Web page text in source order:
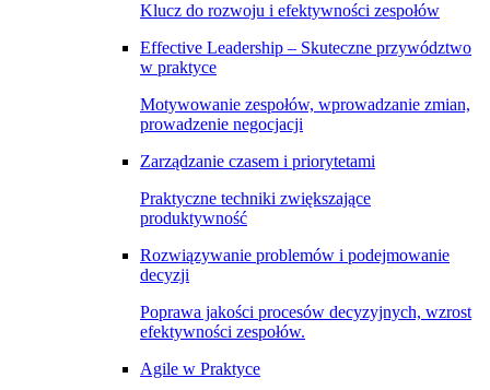
Klucz do rozwoju i efektywności zespołów
Effective Leadership – Skuteczne przywództwo
w praktyce
Motywowanie zespołów, wprowadzanie zmian,
prowadzenie negocjacji
Zarządzanie czasem i priorytetami
Praktyczne techniki zwiększające
produktywność
Rozwiązywanie problemów i podejmowanie
decyzji
Poprawa jakości procesów decyzyjnych, wzrost
efektywności zespołów.
Agile w Praktyce